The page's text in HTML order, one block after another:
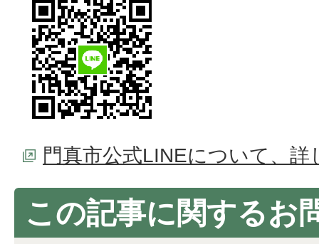
門真市公式LINEについて、
この記事に関するお